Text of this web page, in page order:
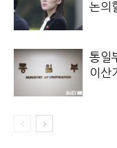
논의
통일
이산